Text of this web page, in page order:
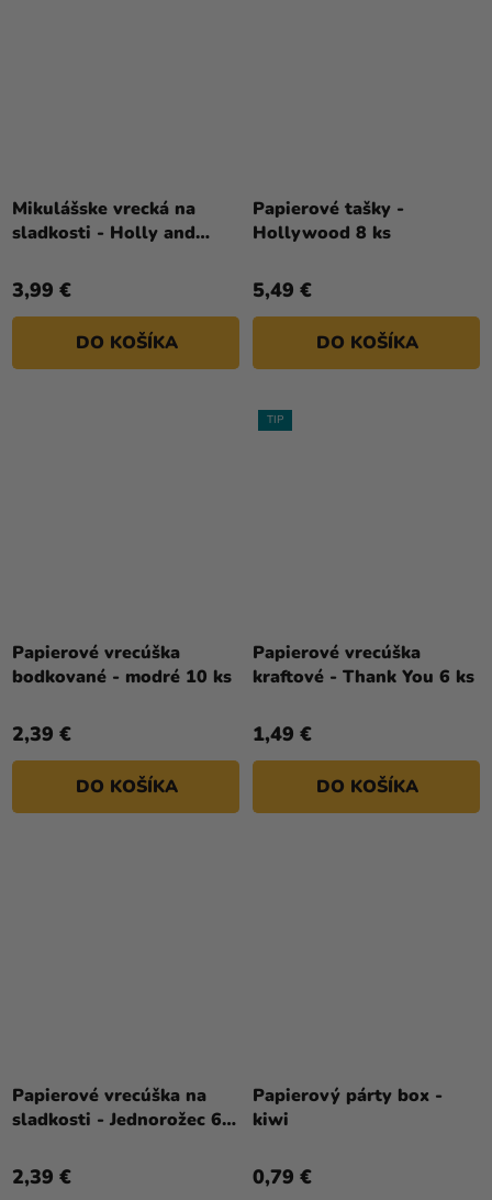
Mikulášske vrecká na
sladkosti - Holly and
hodnotenie
produktu
5
hviezdičiek.
3,99 €
DO KOŠÍKA
Papierové tašky -
Hollywood 8 ks
5,49 €
DO KOŠÍKA
Papierové vrecúška
bodkované - modré 10 ks
2,39 €
DO KOŠÍKA
TIP
Papierové vrecúška
kraftové - Thank You 6 ks
1,49 €
DO KOŠÍKA
Papierové vrecúška na
sladkosti - Jednorožec 6
2,39 €
Papierový párty box -
kiwi
0,79 €